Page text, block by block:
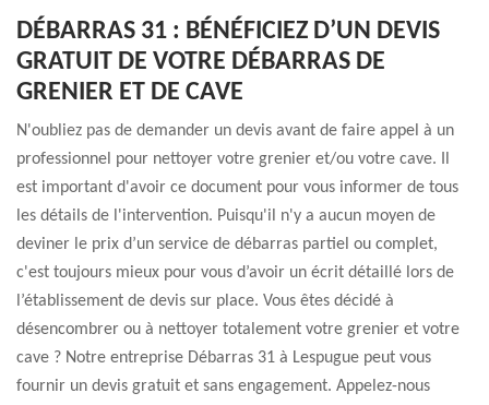
DÉBARRAS 31 : BÉNÉFICIEZ D’UN DEVIS
GRATUIT DE VOTRE DÉBARRAS DE
GRENIER ET DE CAVE
N'oubliez pas de demander un devis avant de faire appel à un
professionnel pour nettoyer votre grenier et/ou votre cave. Il
est important d'avoir ce document pour vous informer de tous
les détails de l'intervention. Puisqu'il n'y a aucun moyen de
deviner le prix d’un service de débarras partiel ou complet,
c'est toujours mieux pour vous d’avoir un écrit détaillé lors de
l’établissement de devis sur place. Vous êtes décidé à
désencombrer ou à nettoyer totalement votre grenier et votre
cave ? Notre entreprise Débarras 31 à Lespugue peut vous
fournir un devis gratuit et sans engagement. Appelez-nous